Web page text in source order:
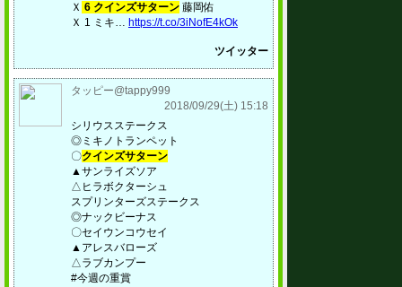
Ｘ 6 クインズサターン 藤岡佑
Ｘ 1 ミキ… https://t.co/3iNofE4kOk
ツイッター
タッピー@tappy999
2018/09/29(土) 15:18
シリウスステークス
◎ミキノトランペット
〇クインズサターン
▲サンライズソア
△ヒラボクターシュ
スプリンターズステークス
◎ナックビーナス
〇セイウンコウセイ
▲アレスバローズ
△ラブカンプー
#今週の重賞